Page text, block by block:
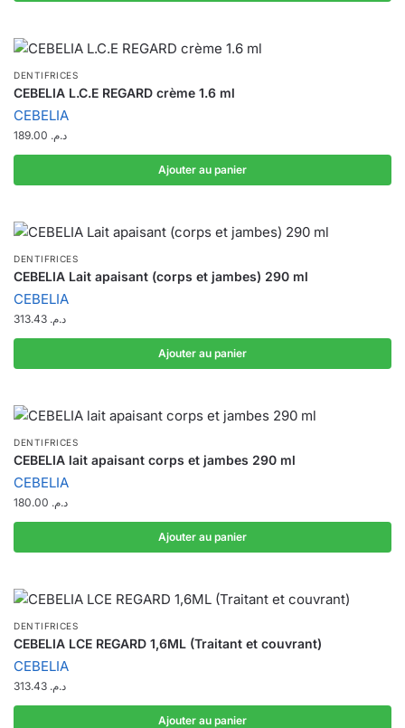
DENTIFRICES
CEBELIA L.C.E REGARD crème 1.6 ml
CEBELIA
د.م.
Ajouter au panier
DENTIFRICES
CEBELIA Lait apaisant (corps et jambes) 290 ml
CEBELIA
د.م.
Ajouter au panier
DENTIFRICES
CEBELIA lait apaisant corps et jambes 290 ml
CEBELIA
د.م.
Ajouter au panier
DENTIFRICES
CEBELIA LCE REGARD 1,6ML (Traitant et couvrant)
CEBELIA
د.م.
Ajouter au panier